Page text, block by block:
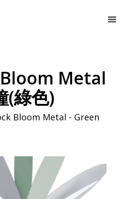
Metal
(綠色)
Bloom Metal - Green